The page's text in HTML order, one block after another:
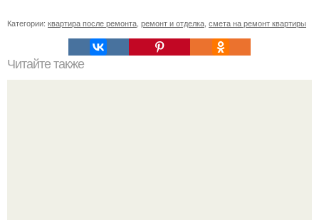
Категории: квартира после ремонта ремонт и отделка смета на ремонт квартиры
Читайте также